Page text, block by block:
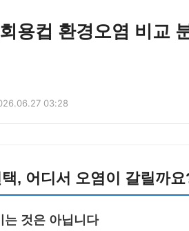
용컵 환경오염 비교
03:28
, 어디서 오염이 갈릴까
는 것은 아닙니다